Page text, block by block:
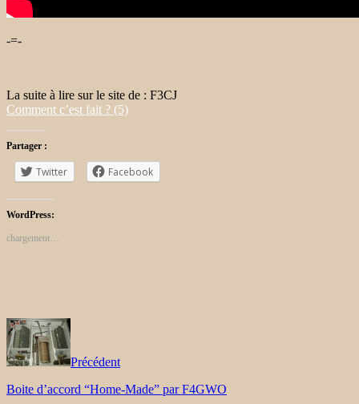
-=-
La suite à lire sur le site de : F3CJ
Comment c’est fait ? (5)
Partager :
Twitter Facebook
WordPress:
chargement…
Précédent
Boite d’accord “Home-Made” par F4GWO